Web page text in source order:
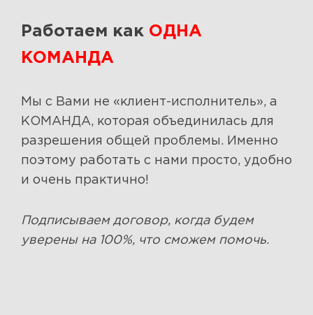
Работаем как ОДНА
КОМАНДА
Мы с Вами не «клиент-исполнитель», а
КОМАНДА, которая объединилась для
разрешения общей проблемы. Именно
поэтому работать с нами просто, удобно
и очень практично!
Подписываем договор, когда будем
уверены на 100%, что сможем помочь.